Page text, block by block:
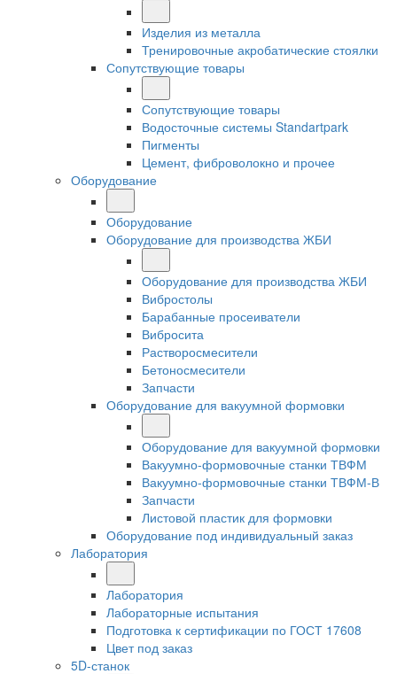
Изделия из металла
Тренировочные акробатические стоялки
Сопутствующие товары
Сопутствующие товары
Водосточные системы Standartpark
Пигменты
Цемент, фиброволокно и прочее
Оборудование
Оборудование
Оборудование для производства ЖБИ
Оборудование для производства ЖБИ
Вибростолы
Барабанные просеиватели
Вибросита
Растворосмесители
Бетоносмесители
Запчасти
Оборудование для вакуумной формовки
Оборудование для вакуумной формовки
Вакуумно-формовочные станки ТВФМ
Вакуумно-формовочные станки ТВФМ-В
Запчасти
Листовой пластик для формовки
Оборудование под индивидуальный заказ
Лаборатория
Лаборатория
Лабораторные испытания
Подготовка к сертификации по ГОСТ 17608
Цвет под заказ
5D-станок